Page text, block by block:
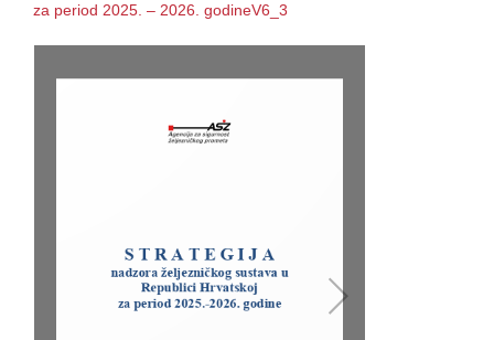
za period 2025. – 2026. godineV6_3